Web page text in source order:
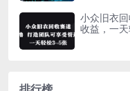
小众旧衣
收益，一